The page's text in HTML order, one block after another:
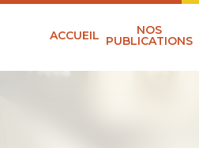
ACCUEIL NOS
PUBLICATIONS